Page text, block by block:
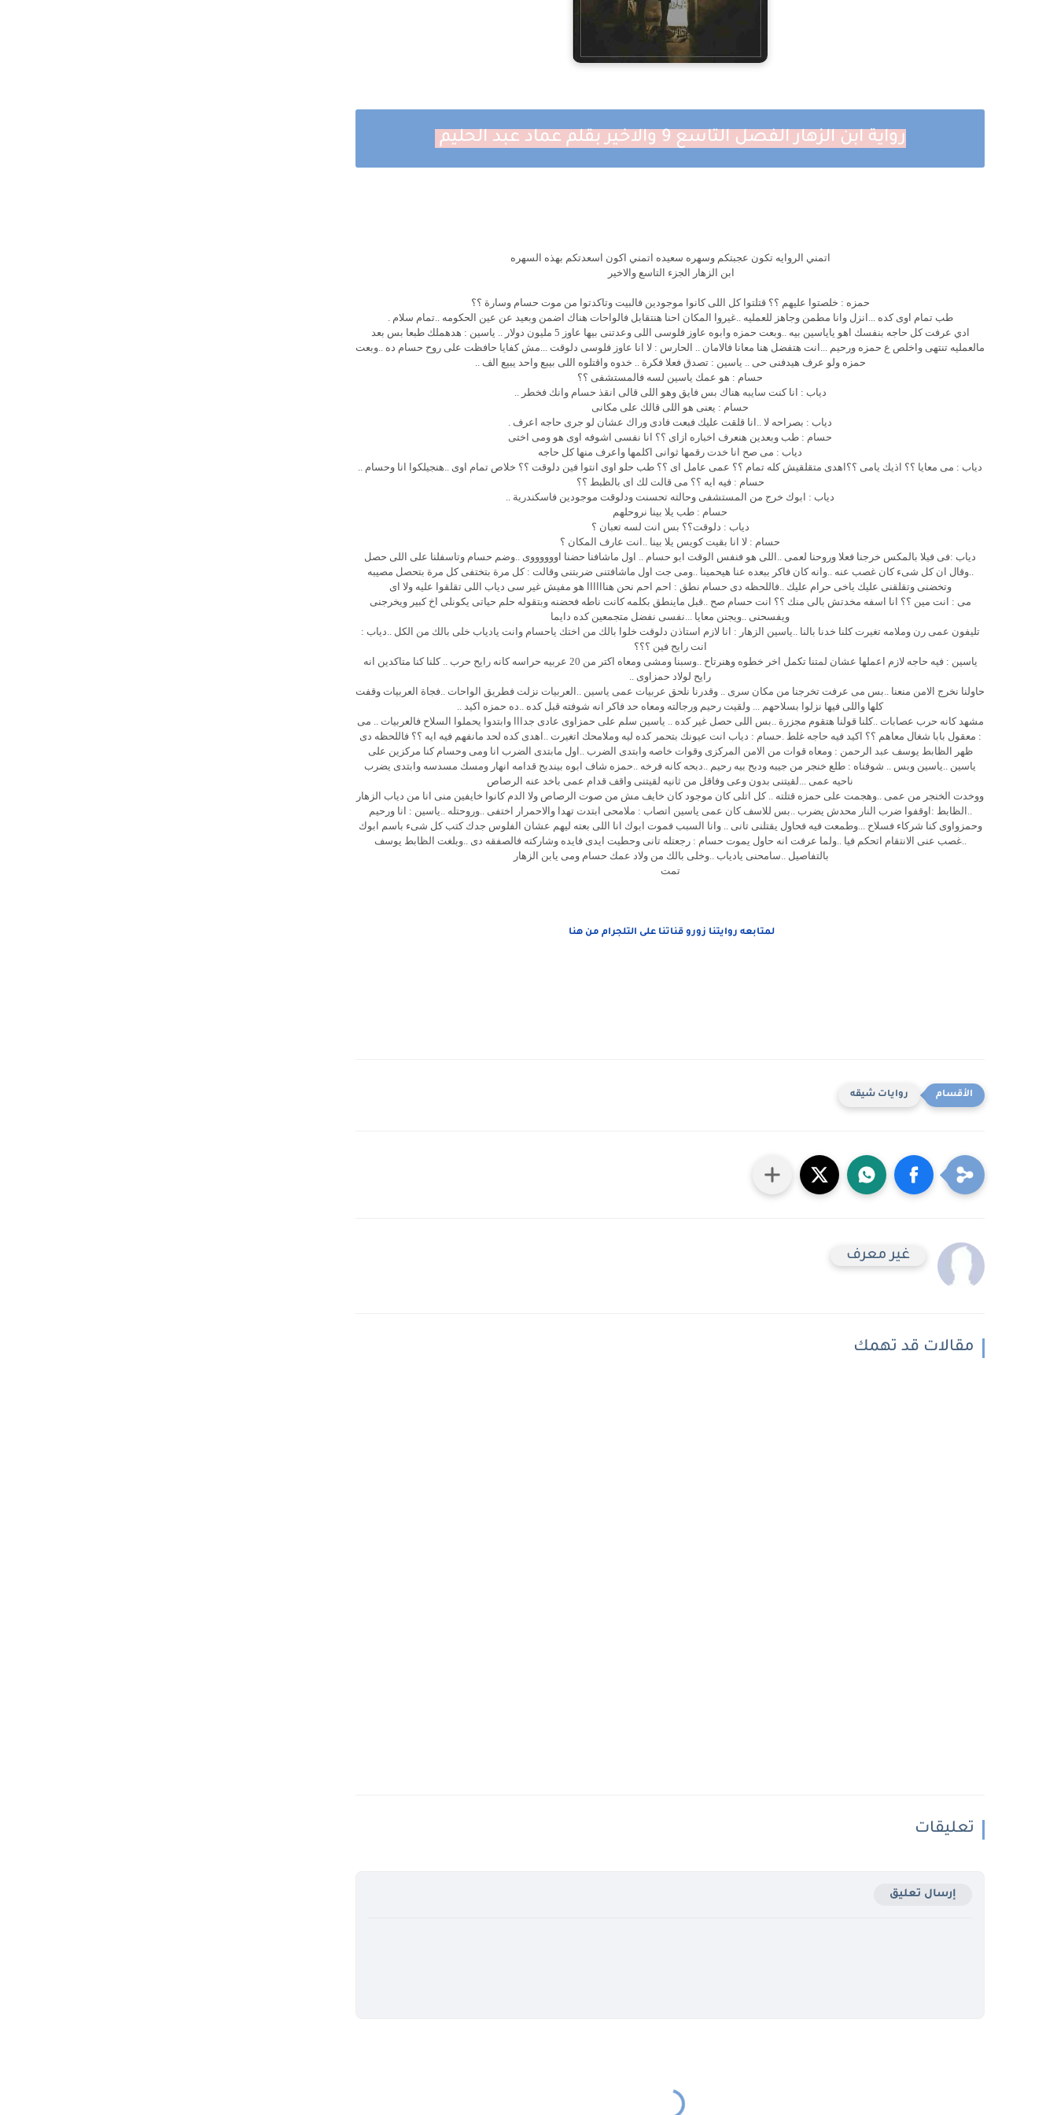
رواية ابن الزهار الفصل التاسع 9 والاخير بقلم عماد عبد الحليم
اتمني الروايه تكون عجبتكم وسهره سعيده اتمني اكون اسعدتكم بهذه السهره
ابن الزهار الجزء التاسع والاخير
حمزه : خلصتوا عليهم ؟؟ قتلتوا كل اللى كانوا موجودين فالبيت وتاكدتوا من موت حسام وسارة ؟؟
طب تمام اوى كده ...انزل وانا مطمن وجاهز للعمليه ..غيروا المكان احنا هنتقابل فالواحات هناك اضمن وبعيد عن عين الحكومه ..تمام سلام .
ادي عرفت كل حاجه بنفسك اهو ياياسين بيه ..وبعت حمزه وابوه عاوز فلوسى اللى وعدتنى بيها عاوز 5 مليون دولار .. ياسين : هدهملك طبعا بس بعد
مالعمليه تنتهى واخلص ع حمزه ورحيم ...انت هتفضل هنا معانا فالامان .. الحارس : لا انا عاوز فلوسى دلوقت ...مش كفايا حافظت على روح حسام ده ..وبعت
حمزه ولو عرف هيدفنى حى .. ياسين : تصدق فعلا فكرة .. خدوه واقتلوه اللى بيبع واحد يبيع الف ..
حسام : هو عمك ياسين لسه فالمستشفى ؟؟
دياب : انا كنت سايبه هناك بس فايق وهو اللى قالى انقذ حسام وانك فخطر ..
حسام : يعنى هو اللى قالك على مكانى
دياب : بصراحه لا ..انا قلقت عليك فبعت فادى وراك عشان لو جرى حاجه اعرف .
حسام : طب وبعدين هنعرف اخباره ازاى ؟؟ انا نفسى اشوفه اوى هو ومى اختى
دياب : مى صح انا خدت رقمها ثوانى اكلمها واعرف منها كل حاجه
دياب : مى معايا ؟؟ اذيك يامى ؟؟اهدى متقلقيش كله تمام ؟؟ عمى عامل اى ؟؟ طب حلو اوى انتوا فين دلوقت ؟؟ خلاص تمام اوى ..هنجيلكوا انا وحسام ..
حسام : فيه ايه ؟؟ مى قالت لك اى بالظبط ؟؟
دياب : ابوك خرج من المستشفى وحالته تحسنت ودلوقت موجودين فاسكندرية ..
حسام : طب يلا بينا نروحلهم
دياب : دلوقت؟؟ بس انت لسه تعبان ؟
حسام : لا انا بقيت كويس يلا بينا ..انت عارف المكان ؟
دياب :فى فيلا بالمكس خرجنا فعلا وروحنا لعمى ..اللى هو فنفس الوقت ابو حسام .. اول ماشافنا حضنا اووووووى ..وضم حسام وتاسفلنا على اللى حصل
..وقال ان كل شىء كان غصب عنه ..وانه كان فاكر ببعده عنا هيحمينا ..ومى جت اول ماشافتنى ضربتنى وقالت : كل مرة بتختفى كل مرة بتحصل مصيبه
وتخضنى وتقلقنى عليك ياخى حرام عليك ..فاللحظه دى حسام نطق : احم احم نحن هناااااا هو مفيش غير سى دياب اللى تقلقوا عليه ولا اى
مى : انت مين ؟؟ انا اسفه مخدتش بالى منك ؟؟ انت حسام صح ..قبل ماينطق بكلمه كانت ناطه فحضنه وبتقوله حلم حياتى يكونلى اخ كبير ويخرجنى
ويفسحنى ..ويجنن معايا ...نفسى نفضل متجمعين كده دايما
تليفون عمى رن وملامه تغيرت كلنا خدنا بالنا ..ياسين الزهار : انا لازم استاذن دلوقت خلوا بالك من اختك ياحسام وانت يادياب خلى بالك من الكل ..دياب :
انت رايح فين ؟؟؟
ياسين : فيه حاجه لازم اعملها عشان لمتنا تكمل اخر خطوه وهنرتاح ..وسبنا ومشى ومعاه اكتر من 20 عربيه حراسه كانه رايح حرب .. كلنا كنا متاكدين انه
رايح لولاد حمزاوى ..
حاولنا نخرج الامن منعنا ..بس مى عرفت تخرجنا من مكان سرى .. وقدرنا نلحق عربيات عمى ياسين ..العربيات نزلت فطريق الواحات ..فجاة العربيات وقفت
كلها واللى فيها نزلوا بسلاحهم ... ولقيت رحيم ورجالته ومعاه حد فاكر انه شوفته قبل كده ..ده حمزه اكيد ..
مشهد كانه حرب عصابات ..كلنا قولنا هتقوم مجزرة ..بس اللى حصل غير كده .. ياسين سلم على حمزاوى عادى جدااا وابتدوا يحملوا السلاح فالعربيات .. مى
: معقول بابا شغال معاهم ؟؟ اكيد فيه حاجه غلط .حسام : دياب انت عيونك بتحمر كده ليه وملامحك اتغيرت ..اهدى كده لحد مانفهم فيه ايه ؟؟ فاللحظه دى
ظهر الظابط يوسف عبد الرحمن : ومعاه قوات من الامن المركزى وقوات خاصه وابتدى الضرب ..اول مابتدى الضرب انا ومى وحسام كنا مركزين على
ياسين ..ياسين وبس .. شوفناه : طلع خنجر من جيبه ودبح بيه رحيم ..دبحه كانه فرخه ..حمزه شاف ابوه بيندبح قدامه انهار ومسك مسدسه وابتدى يضرب
ناحيه عمى ...لقيتنى بدون وعى وفاقل من ثانيه لقيتنى واقف قدام عمى باخد عنه الرصاص
ووخدت الخنجر من عمى ..وهجمت على حمزه قتلته .. كل اتلى كان موجود كان خايف مش من صوت الرصاص ولا الدم كانوا خايفين منى انا من دياب الزهار
..الظابط :اوقفوا ضرب النار محدش يضرب ..بس للاسف كان عمى ياسين اتصاب : ملامحى ابتدت تهدا والاحمرار اختفى ..وروحتله ..ياسين : انا ورحيم
وحمزواوى كنا شركاء فسلاح ...وطمعت فيه فحاول يقتلنى تانى .. وانا السبب فموت ابوك انا اللى بعته ليهم عشان الفلوس جدك كتب كل شىء باسم ابوك
..غصب عنى الانتقام اتحكم فيا ..ولما عرفت انه حاول يموت حسام : رجعتله تانى وحطيت ايدى فايده وشاركته فالصفقه دى ..وبلغت الظابط يوسف
بالتفاصيل ..سامحنى يادياب ..وخلى بالك من ولاد عمك حسام ومى يابن الزهار
تمت
لمتابعه روايتنا زورو قناتنا على التلجرام من هنا
روايات شيقه
غير معرف
مقالات قد تهمك
تعليقات
إرسال تعليق